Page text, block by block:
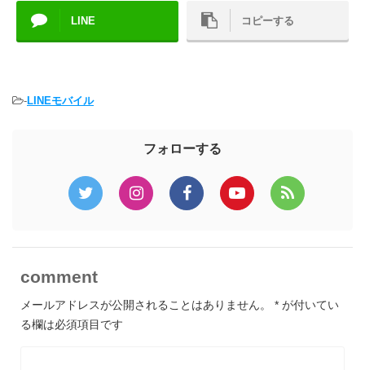
LINE コピーする
-LINEモバイル
フォローする
comment
メールアドレスが公開されることはありません。 * が付いてい
る欄は必須項目です